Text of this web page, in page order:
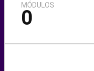
MÓDULOS
0